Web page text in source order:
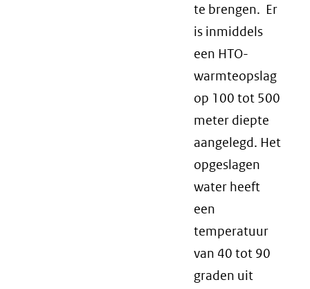
te brengen. Er
is inmiddels
een HTO-
warmteopslag
op 100 tot 500
meter diepte
aangelegd. Het
opgeslagen
water heeft
een
temperatuur
van 40 tot 90
graden uit